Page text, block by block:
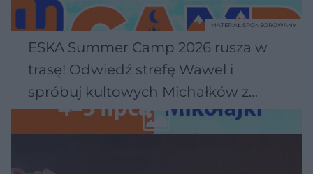
ESKA Summer Camp 2026 rusza w
trasę! Odwiedź strefę Wawel i
spróbuj kultowych Michałków z
Wawelu
MATERIAŁ SPONSOROWANY